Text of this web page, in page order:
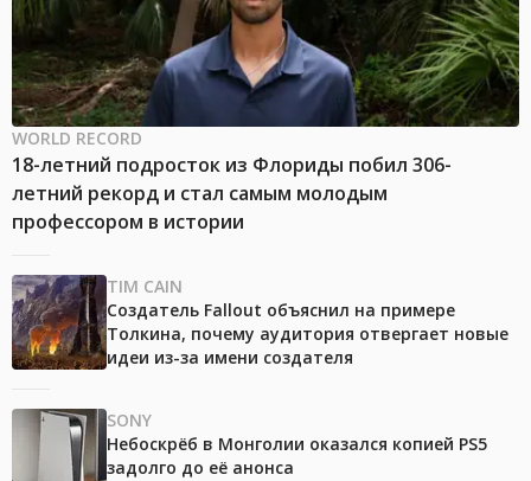
WORLD RECORD
18-летний подросток из Флориды побил 306-
летний рекорд и стал самым молодым
профессором в истории
TIM CAIN
Создатель Fallout объяснил на примере
Толкина, почему аудитория отвергает новые
идеи из-за имени создателя
SONY
Небоскрёб в Монголии оказался копией PS5
задолго до её анонса